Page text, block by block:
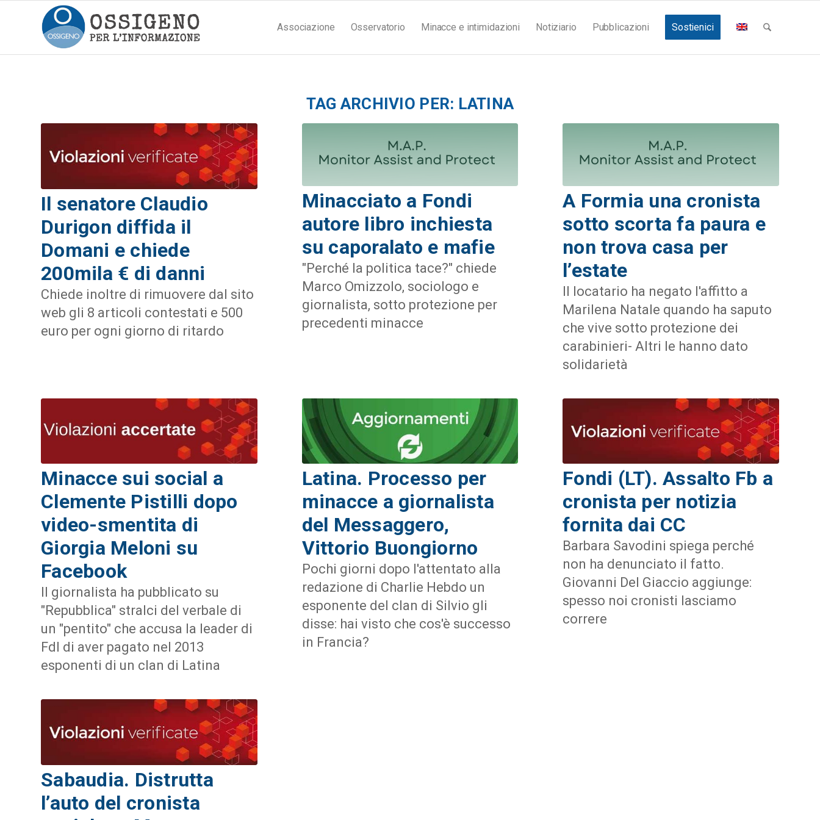
Associazione Osservatorio Minacce e intimidazioni Notiziario Pubblicazioni Sostienici
TAG ARCHIVIO PER: LATINA
Il senatore Claudio
Durigon diffida il
Domani e chiede
200mila € di danni
Chiede inoltre di rimuovere dal sito
web gli 8 articoli contestati e 500
euro per ogni giorno di ritardo
Minacciato a Fondi
autore libro inchiesta
su caporalato e mafie
"Perché la politica tace?" chiede
Marco Omizzolo, sociologo e
giornalista, sotto protezione per
precedenti minacce
A Formia una cronista
sotto scorta fa paura e
non trova casa per
l’estate
Il locatario ha negato l'affitto a
Marilena Natale quando ha saputo
che vive sotto protezione dei
carabinieri- Altri le hanno dato
solidarietà
Minacce sui social a
Clemente Pistilli dopo
video-smentita di
Giorgia Meloni su
Facebook
Il giornalista ha pubblicato su
"Repubblica" stralci del verbale di
un "pentito" che accusa la leader di
FdI di aver pagato nel 2013
esponenti di un clan di Latina
Latina. Processo per
minacce a giornalista
del Messaggero,
Vittorio Buongiorno
Pochi giorni dopo l'attentato alla
redazione di Charlie Hebdo un
esponente del clan di Silvio gli
disse: hai visto che cos'è successo
in Francia?
Fondi (LT). Assalto Fb a
cronista per notizia
fornita dai CC
Barbara Savodini spiega perché
non ha denunciato il fatto.
Giovanni Del Giaccio aggiunge:
spesso noi cronisti lasciamo
correre
Sabaudia. Distrutta
l’auto del cronista